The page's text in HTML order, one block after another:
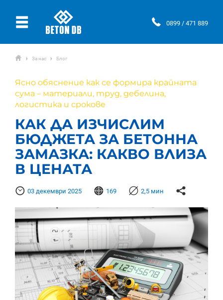
Ÿ 0899 / 471 889
ŷ Ţ За нас Ţ Блог
Ясно обяснение как се формира крайната
сума – материали, труд, дебелина,
логистика и срокове
КАК ДА ИЗЧИСЛИМ
БЮДЖЕТА ЗА БЕТОННА
ЗАМАЗКА: КАКВО ВЛИЗА
В ЦЕНАТА
Þ 03 декември 2025 Ғ 169  2,5 мин Ƙ